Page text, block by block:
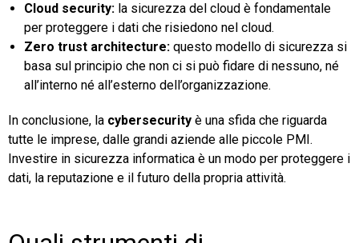
Cloud security: la sicurezza del cloud è fondamentale
per proteggere i dati che risiedono nel cloud.
Zero trust architecture: questo modello di sicurezza si
basa sul principio che non ci si può fidare di nessuno, né
all’interno né all’esterno dell’organizzazione.
In conclusione, la cybersecurity è una sfida che riguarda
tutte le imprese, dalle grandi aziende alle piccole PMI.
Investire in sicurezza informatica è un modo per proteggere i
dati, la reputazione e il futuro della propria attività.